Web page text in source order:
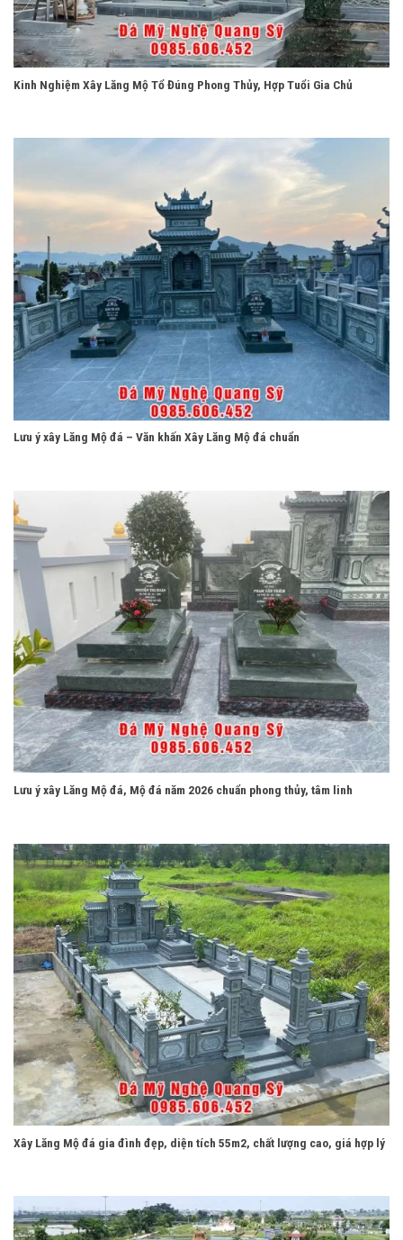
Kinh Nghiệm Xây Lăng Mộ Tổ Đúng Phong Thủy, Hợp Tuổi Gia Chủ
Lưu ý xây Lăng Mộ đá – Văn khấn Xây Lăng Mộ đá chuẩn
Lưu ý xây Lăng Mộ đá, Mộ đá năm 2026 chuẩn phong thủy, tâm linh
Xây Lăng Mộ đá gia đình đẹp, diện tích 55m2, chất lượng cao, giá hợp lý